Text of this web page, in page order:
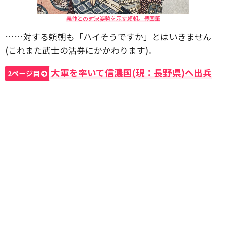
義仲との対決姿勢を示す頼朝。豊国筆
……対する頼朝も「ハイそうですか」とはいきません
(これまた武士の沽券にかかわります)。
2ページ目 大軍を率いて信濃国(現：長野県)へ出兵